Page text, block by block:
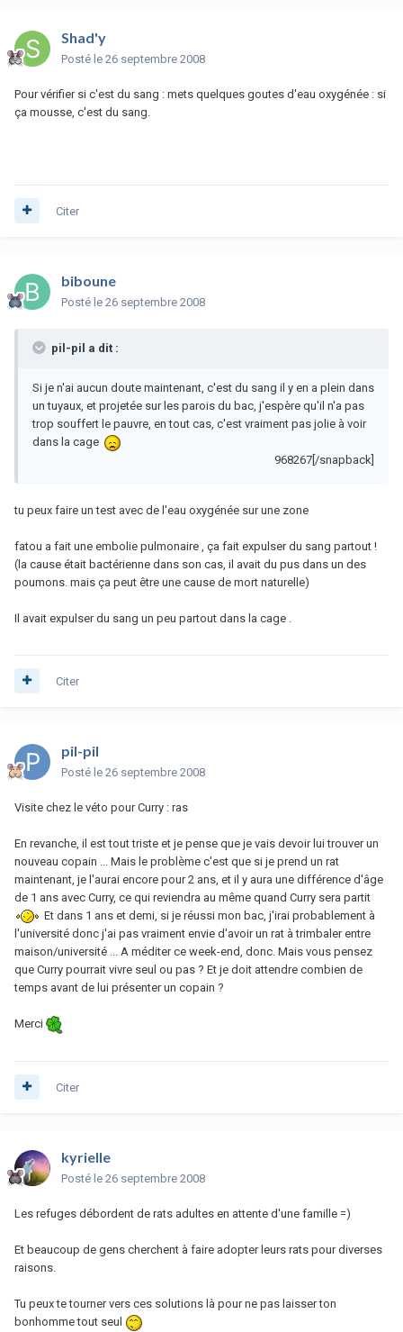
Shad'y
Posté le 26 septembre 2008
Pour vérifier si c'est du sang : mets quelques goutes d'eau oxygénée : si
ça mousse, c'est du sang.
Citer
biboune
Posté le 26 septembre 2008
pil-pil a dit :
Si je n'ai aucun doute maintenant, c'est du sang il y en a plein dans
un tuyaux, et projetée sur les parois du bac, j'espère qu'il n'a pas
trop souffert le pauvre, en tout cas, c'est vraiment pas jolie à voir
dans la cage
968267[/snapback]
tu peux faire un test avec de l'eau oxygénée sur une zone
fatou a fait une embolie pulmonaire , ça fait expulser du sang partout !
(la cause était bactérienne dans son cas, il avait du pus dans un des
poumons. mais ça peut être une cause de mort naturelle)
Il avait expulser du sang un peu partout dans la cage .
Citer
pil-pil
Posté le 26 septembre 2008
Visite chez le véto pour Curry : ras
En revanche, il est tout triste et je pense que je vais devoir lui trouver un
nouveau copain ... Mais le problème c'est que si je prend un rat
maintenant, je l'aurai encore pour 2 ans, et il y aura une différence d'âge
de 1 ans avec Curry, ce qui reviendra au même quand Curry sera partit
Et dans 1 ans et demi, si je réussi mon bac, j'irai probablement à
l'université donc j'ai pas vraiment envie d'avoir un rat à trimbaler entre
maison/université ... A méditer ce week-end, donc. Mais vous pensez
que Curry pourrait vivre seul ou pas ? Et je doit attendre combien de
temps avant de lui présenter un copain ?
Merci
Citer
kyrielle
Posté le 26 septembre 2008
Les refuges débordent de rats adultes en attente d'une famille =)
Et beaucoup de gens cherchent à faire adopter leurs rats pour diverses
raisons.
Tu peux te tourner vers ces solutions là pour ne pas laisser ton
bonhomme tout seul